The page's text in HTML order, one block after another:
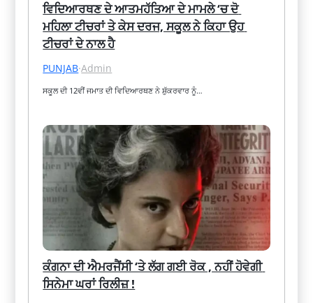
ਵਿਦਿਆਰਥਣ ਦੇ ਆਤਮਹੱਤਿਆ ਦੇ ਮਾਮਲੇ ‘ਚ ਦੋ
ਮਹਿਲਾ ਟੀਚਰਾਂ ਤੇ ਕੇਸ ਦਰਜ, ਸਕੂਲ ਨੇ ਕਿਹਾ ਉਹ
ਟੀਚਰਾਂ ਦੇ ਨਾਲ ਹੈ
PUNJAB·Admin
ਸਕੂਲ ਦੀ 12ਵੀਂ ਜਮਾਤ ਦੀ ਵਿਦਿਆਰਥਣ ਨੇ ਸ਼ੁੱਕਰਵਾਰ ਨੂੰ…
ਕੰਗਨਾ ਦੀ ਐਮਰਜੈਂਸੀ ‘ਤੇ ਲੱਗ ਗਈ ਰੋਕ , ਨਹੀਂ ਹੋਵੇਗੀ
ਸਿਨੇਮਾ ਘਰਾਂ ਰਿਲੀਜ਼ !